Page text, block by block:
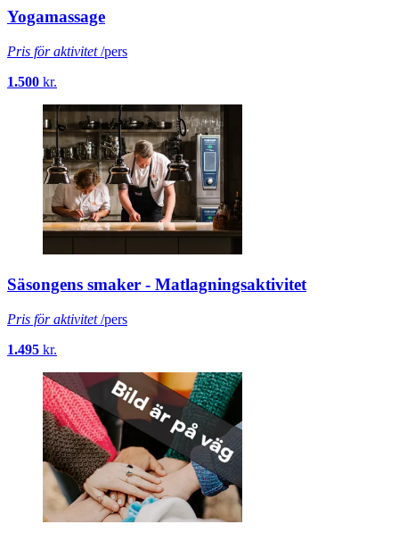
Yogamassage
Pris för aktivitet/pers
1.500 kr.
Säsongens smaker - Matlagningsaktivitet
Pris för aktivitet/pers
1.495 kr.